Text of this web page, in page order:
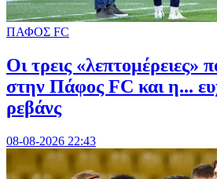
ΠΑΦΟΣ FC
Οι τρεις «λεπτομέρειες»
στην Πάφος FC και η...
ρεβάνς
08-08-2026 22:43